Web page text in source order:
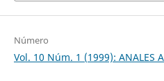
Número
Vol. 10 Núm. 1 (1999): ANALES